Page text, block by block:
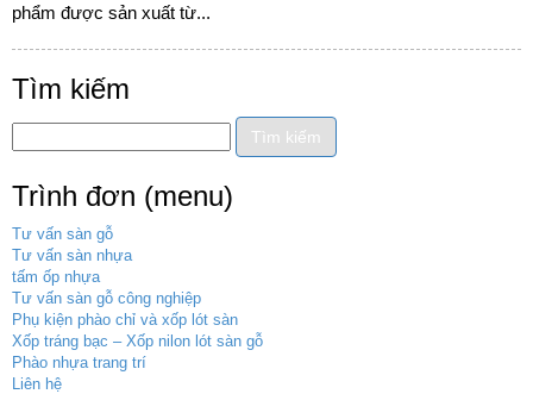
phẩm được sản xuất từ...
Tìm kiếm
Trình đơn (menu)
Tư vấn sàn gỗ
Tư vấn sàn nhựa
tấm ốp nhựa
Tư vấn sàn gỗ công nghiệp
Phụ kiện phào chỉ và xốp lót sàn
Xốp tráng bạc – Xốp nilon lót sàn gỗ
Phào nhựa trang trí
Liên hệ